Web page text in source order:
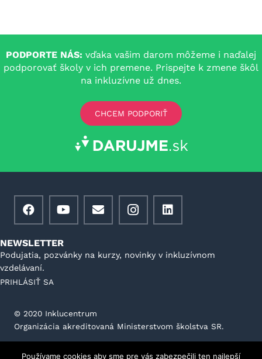
PODPORTE NÁS: vďaka vašim darom môžeme i naďalej
podporovať školy v ich premene. Prispejte k zmene škôl
na inkluzívne už dnes.
CHCEM PODPORIŤ
NEWSLETTER
Podujatia, pozvánky na kurzy, novinky v inkluzívnom
vzdelávaní.
PRIHLÁSIŤ SA
©️ 2020 Inklucentrum
Organizácia akreditovaná Ministerstvom školstva SR.
Všeobecné podmienky prevádzkovateľa portálu
Používame cookies aby sme pre vás zabezpečili ten najlepší